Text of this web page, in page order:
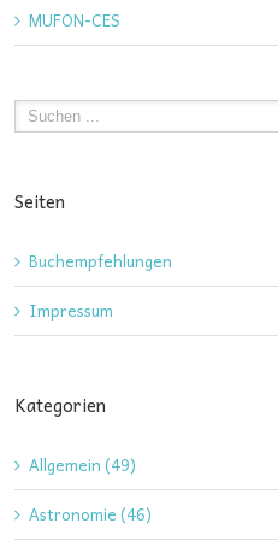
MUFON-CES
Seiten
Buchempfehlungen
Impressum
Kategorien
Allgemein (49)
Astronomie (46)